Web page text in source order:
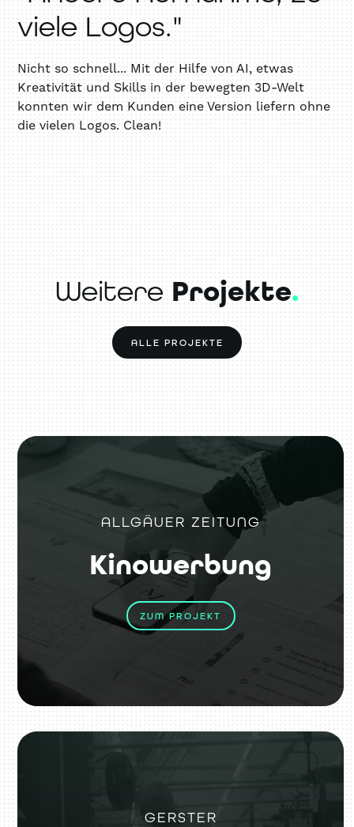
viele Logos."
Nicht so schnell... Mit der Hilfe von AI, etwas
Kreativität und Skills in der bewegten 3D-Welt
konnten wir dem Kunden eine Version liefern ohne
die vielen Logos. Clean!
Weitere Projekte.
ALLE PROJEKTE
ALLGÄUER ZEITUNG
Kinowerbung
ZUM PROJEKT
GERSTER